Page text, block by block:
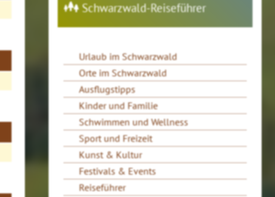
Schwarzwald-Reiseführer
Urlaub im Schwarzwald
Orte im Schwarzwald
Ausflugstipps
Kinder und Familie
Schwimmen und Wellness
Sport und Freizeit
Kunst & Kultur
Festivals & Events
Reiseführer